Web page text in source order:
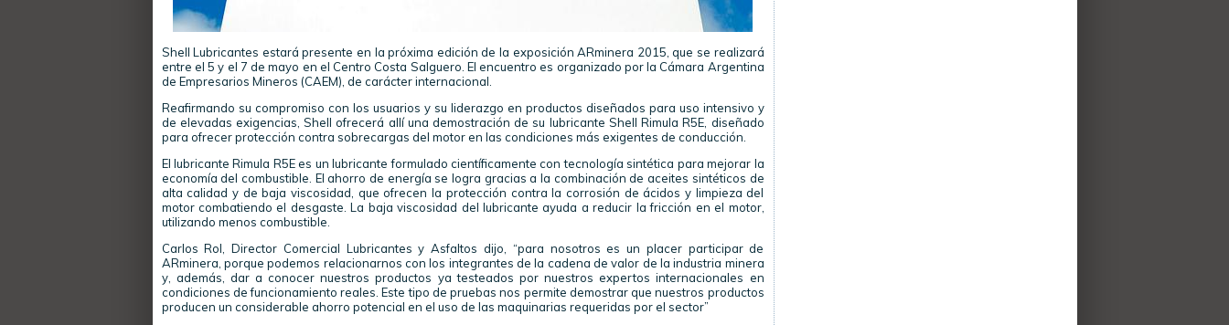
Shell Lubricantes estará presente en la próxima edición de la exposición ARminera 2015, que se realizará
entre el 5 y el 7 de mayo en el Centro Costa Salguero. El encuentro es organizado por la Cámara Argentina
de Empresarios Mineros (CAEM), de carácter internacional.
Reafirmando su compromiso con los usuarios y su liderazgo en productos diseñados para uso intensivo y
de elevadas exigencias, Shell ofrecerá allí una demostración de su lubricante Shell Rimula R5E, diseñado
para ofrecer protección contra sobrecargas del motor en las condiciones más exigentes de conducción.
El lubricante Rimula R5E es un lubricante formulado científicamente con tecnología sintética para mejorar la
economía del combustible. El ahorro de energía se logra gracias a la combinación de aceites sintéticos de
alta calidad y de baja viscosidad, que ofrecen la protección contra la corrosión de ácidos y limpieza del
motor combatiendo el desgaste. La baja viscosidad del lubricante ayuda a reducir la fricción en el motor,
utilizando menos combustible.
Carlos Rol, Director Comercial Lubricantes y Asfaltos dijo, “para nosotros es un placer participar de
ARminera, porque podemos relacionarnos con los integrantes de la cadena de valor de la industria minera
y, además, dar a conocer nuestros productos ya testeados por nuestros expertos internacionales en
condiciones de funcionamiento reales. Este tipo de pruebas nos permite demostrar que nuestros productos
producen un considerable ahorro potencial en el uso de las maquinarias requeridas por el sector”